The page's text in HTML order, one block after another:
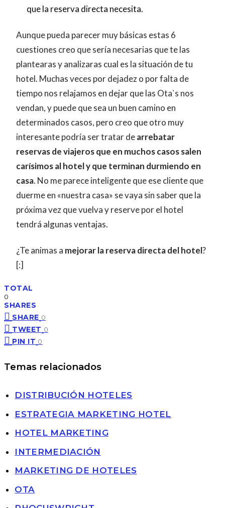
que la reserva directa necesita.
Aunque pueda parecer muy básicas estas 6
cuestiones creo que sería necesarias que te las
plantearas y analizaras cual es la situación de tu
hotel. Muchas veces por dejadez o por falta de
tiempo nos relajamos en dejar que las Ota`s nos
vendan, y puede que sea un buen camino en
determinados casos, pero creo que otro muy
interesante podría ser tratar dearrebatar
reservas de viajeros que en muchos casos salen
carísimos al hotel y que terminan durmiendo en
casa. No me parece inteligente que ese cliente que
duerme en «nuestra casa» se vaya sin saber que la
próxima vez que vuelva y reserve por el hotel
tendrá algunas ventajas.
¿Te animas a mejorar la reserva directa del hotel?
[:]
TOTAL
0
SHARES
SHARE 0
TWEET 0
PIN IT 0
Temas relacionados
DISTRIBUCIÓN HOTELES
ESTRATEGIA MARKETING HOTEL
HOTEL MARKETING
INTERMEDIACIÓN
MARKETING DE HOTELES
OTA